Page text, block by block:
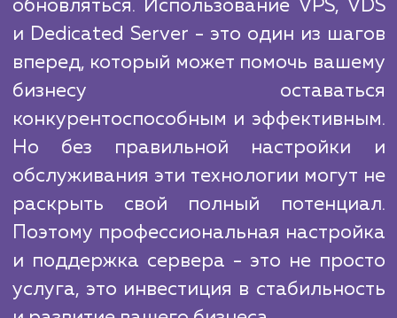
благодаря глубоким знаниям, опыту
команды и индивидуальному
каждому клиенту. Мы не просто
сервер, мы предлагаем решения,
поддерживают и развивают ваш бизнес.
Технологии постоянно
чтобы оставаться на плаву в
меняющемся цифровом